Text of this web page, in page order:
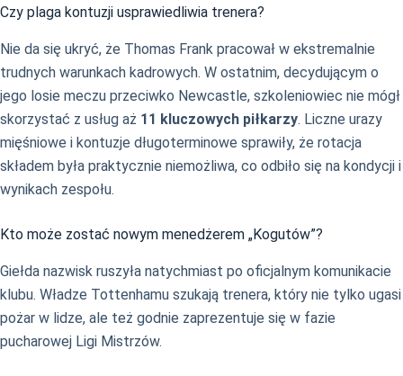
Czy plaga kontuzji usprawiedliwia trenera?
Nie da się ukryć, że Thomas Frank pracował w ekstremalnie
trudnych warunkach kadrowych. W ostatnim, decydującym o
jego losie meczu przeciwko Newcastle, szkoleniowiec nie mógł
skorzystać z usług aż 11 kluczowych piłkarzy. Liczne urazy
mięśniowe i kontuzje długoterminowe sprawiły, że rotacja
składem była praktycznie niemożliwa, co odbiło się na kondycji i
wynikach zespołu.
Kto może zostać nowym menedżerem „Kogutów”?
Giełda nazwisk ruszyła natychmiast po oficjalnym komunikacie
klubu. Władze Tottenhamu szukają trenera, który nie tylko ugasi
pożar w lidze, ale też godnie zaprezentuje się w fazie
pucharowej Ligi Mistrzów.